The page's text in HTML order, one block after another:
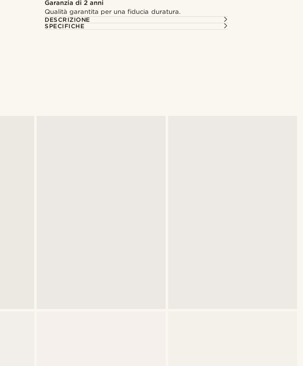
Garanzia di 2 anni
Qualità garantita per una fiducia duratura.
DESCRIZIONE
SPECIFICHE